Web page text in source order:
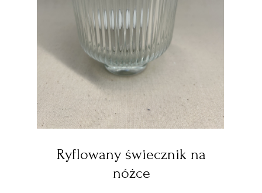
Ryflowany świecznik na
nóżce